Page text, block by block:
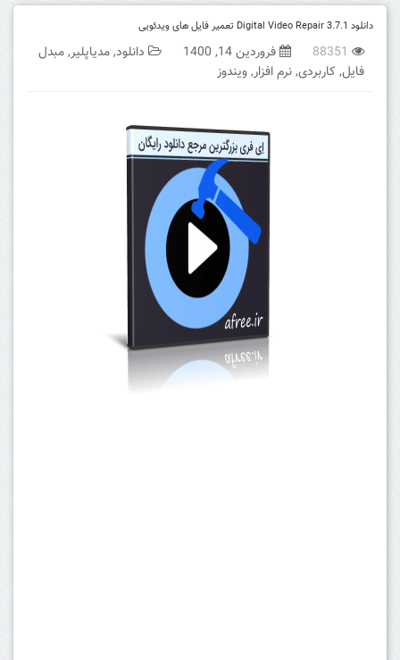
دانلود Digital Video Repair 3.7.1 تعمیر فایل های ویدئویی
88351 فروردین 14, 1400 دانلود,مدیاپلیر,مبدل
فایل, کاربردی,نرم افزار,ویندوز